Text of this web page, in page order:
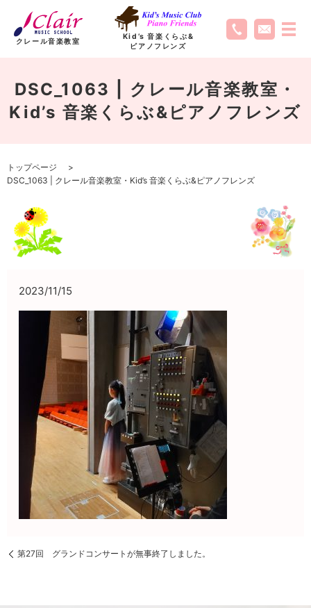
クレール音楽教室
Kid’s 音楽くらぶ&
ピアノフレンズ
DSC_1063 | クレール音楽教室・
Kid’s 音楽くらぶ&ピアノフレンズ
トップページ
DSC_1063 | クレール音楽教室・Kid’s 音楽くらぶ&ピアノフレンズ
2023/11/15
第27回 グランドコンサートが無事終了しました。